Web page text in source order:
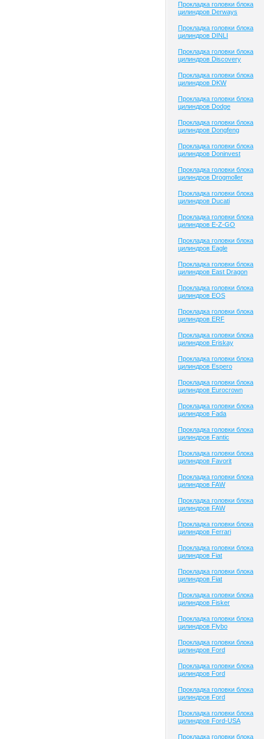
Прокладка головки блока
цилиндров Derways
Прокладка головки блока
цилиндров DINLI
Прокладка головки блока
цилиндров Discovery
Прокладка головки блока
цилиндров DKW
Прокладка головки блока
цилиндров Dodge
Прокладка головки блока
цилиндров Dongfeng
Прокладка головки блока
цилиндров Doninvest
Прокладка головки блока
цилиндров Drogmoller
Прокладка головки блока
цилиндров Ducati
Прокладка головки блока
цилиндров E-Z-GO
Прокладка головки блока
цилиндров Eagle
Прокладка головки блока
цилиндров East Dragon
Прокладка головки блока
цилиндров EOS
Прокладка головки блока
цилиндров ERF
Прокладка головки блока
цилиндров Eriskay
Прокладка головки блока
цилиндров Espero
Прокладка головки блока
цилиндров Eurocrown
Прокладка головки блока
цилиндров Fada
Прокладка головки блока
цилиндров Fantic
Прокладка головки блока
цилиндров Favorit
Прокладка головки блока
цилиндров FAW
Прокладка головки блока
цилиндров FAW
Прокладка головки блока
цилиндров Ferrari
Прокладка головки блока
цилиндров Fiat
Прокладка головки блока
цилиндров Fiat
Прокладка головки блока
цилиндров Fisker
Прокладка головки блока
цилиндров Flybo
Прокладка головки блока
цилиндров Ford
Прокладка головки блока
цилиндров Ford
Прокладка головки блока
цилиндров Ford
Прокладка головки блока
цилиндров Ford-USA
Прокладка головки блока